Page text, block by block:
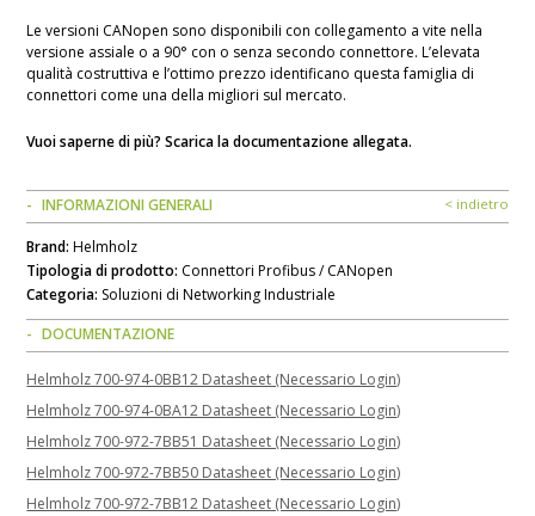
Le versioni CANopen sono disponibili con collegamento a vite nella
versione assiale o a 90° con o senza secondo connettore. L’elevata
qualità costruttiva e l’ottimo prezzo identificano questa famiglia di
connettori come una della migliori sul mercato.
Vuoi saperne di più? Scarica la documentazione allegata.
INFORMAZIONI GENERALI < indietro
Brand: Helmholz
Tipologia di prodotto: Connettori Profibus / CANopen
Categoria: Soluzioni di Networking Industriale
DOCUMENTAZIONE
Helmholz 700-974-0BB12 Datasheet (Necessario Login)
Helmholz 700-974-0BA12 Datasheet (Necessario Login)
Helmholz 700-972-7BB51 Datasheet (Necessario Login)
Helmholz 700-972-7BB50 Datasheet (Necessario Login)
Helmholz 700-972-7BB12 Datasheet (Necessario Login)